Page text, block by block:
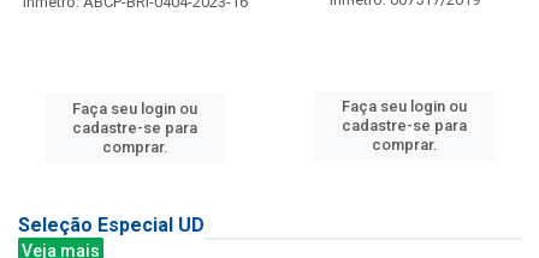
Faça seu login ou
cadastre-se para
comprar.
Faça seu login ou
cadastre-se para
comprar.
Seleção Especial UD
Veja mais